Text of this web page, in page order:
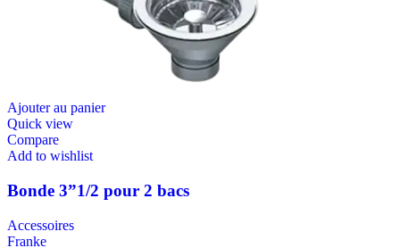
Ajouter au panier
Quick view
Compare
Add to wishlist
Bonde 3”1/2 pour 2 bacs
Accessoires
Franke